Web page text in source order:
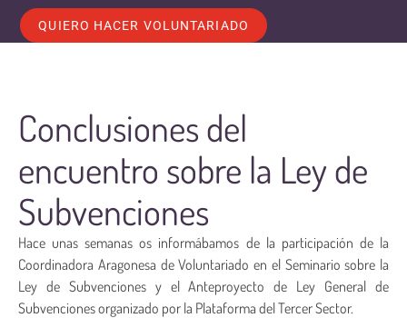
QUIERO HACER VOLUNTARIADO
Conclusiones del
encuentro sobre la Ley de
Subvenciones
Hace unas semanas os informábamos de la participación de la
Coordinadora Aragonesa de Voluntariado en el Seminario sobre la
Ley de Subvenciones y el Anteproyecto de Ley General de
Subvenciones organizado por la Plataforma del Tercer Sector.